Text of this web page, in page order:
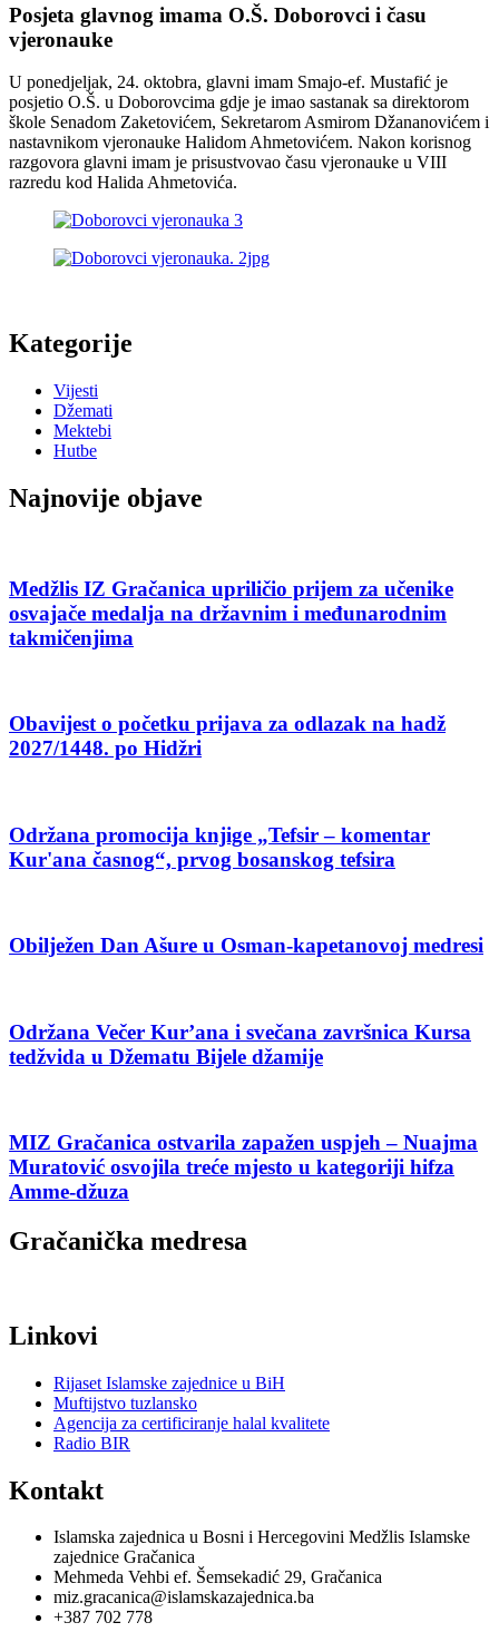
Posjeta glavnog imama O.Š. Doborovci i času
vjeronauke
U ponedjeljak, 24. oktobra, glavni imam Smajo-ef. Mustafić je
posjetio O.Š. u Doborovcima gdje je imao sastanak sa direktorom
škole Senadom Zaketovićem, Sekretarom Asmirom Džananovićem i
nastavnikom vjeronauke Halidom Ahmetovićem. Nakon korisnog
razgovora glavni imam je prisustvovao času vjeronauke u VIII
razredu kod Halida Ahmetovića.
Kategorije
Vijesti
Džemati
Mektebi
Hutbe
Najnovije objave
Medžlis IZ Gračanica upriličio prijem za učenike
osvajače medalja na državnim i međunarodnim
takmičenjima
Obavijest o početku prijava za odlazak na hadž
2027/1448. po Hidžri
Održana promocija knjige „Tefsir – komentar
Kur'ana časnog“, prvog bosanskog tefsira
Obilježen Dan Ašure u Osman-kapetanovoj medresi
Održana Večer Kur’ana i svečana završnica Kursa
tedžvida u Džematu Bijele džamije
MIZ Gračanica ostvarila zapažen uspjeh – Nuajma
Muratović osvojila treće mjesto u kategoriji hifza
Amme-džuza
Gračanička medresa
Linkovi
Rijaset Islamske zajednice u BiH
Muftijstvo tuzlansko
Agencija za certificiranje halal kvalitete
Radio BIR
Kontakt
Islamska zajednica u Bosni i Hercegovini Medžlis Islamske
zajednice Gračanica
Mehmeda Vehbi ef. Šemsekadić 29, Gračanica
miz.gracanica@islamskazajednica.ba
+387 702 778